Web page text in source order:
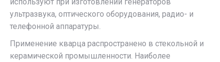
ультразвука, оптического оборудования, радио- и
телефонной аппаратуры.
Применение кварца распространено в стекольной и
керамической промышленности. Наиболее